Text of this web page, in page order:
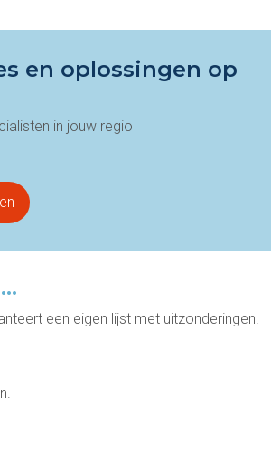
en oplossingen op
in jouw regio
een eigen lijst met uitzonderingen.